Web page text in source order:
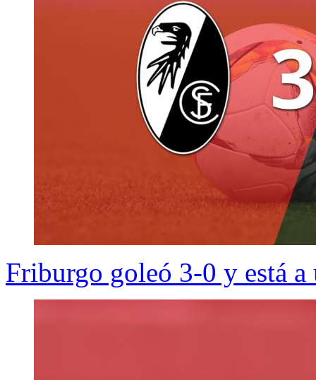
Friburgo goleó 3-0 y está